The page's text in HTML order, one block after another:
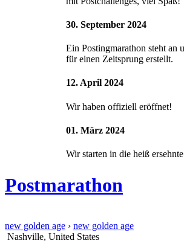
30. September 2024
Ein Postingmarathon steht an
für einen Zeitsprung erstellt.
12. April 2024
Wir haben offiziell eröffnet!
01. März 2024
Wir starten in die heiß ersehnte
Postmarathon
new golden age › new golden age
Nashville, United States